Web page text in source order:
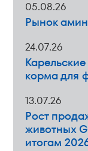
05.08.26
Рынок
24.07.26
корма для
13.07.26
Рост
животных
итогам